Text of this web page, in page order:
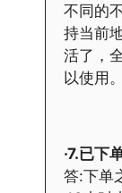
不同的
持当前
活了，
以使用。
·7.已下
答:下单